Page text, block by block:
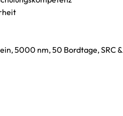
5000 nm, 50 Bordtage, SRC